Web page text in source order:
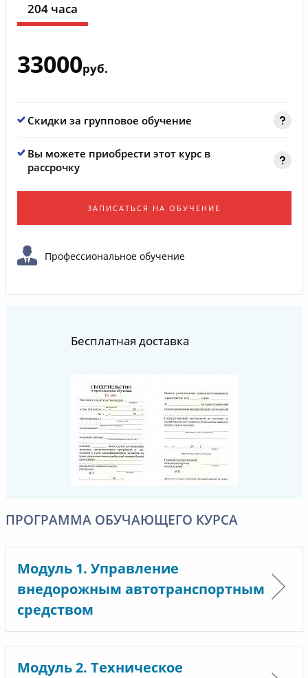
204 часа
33000руб.
Скидки за групповое обучение
Вы можете приобрести этот курс в
рассрочку
ЗАПИСАТЬСЯ НА ОБУЧЕНИЕ
Профессиональное обучение
Бесплатная доставка
ПРОГРАММА ОБУЧАЮЩЕГО КУРСА
Модуль 1. Управление
внедорожным автотранспортным
средством
Модуль 2. Техническое